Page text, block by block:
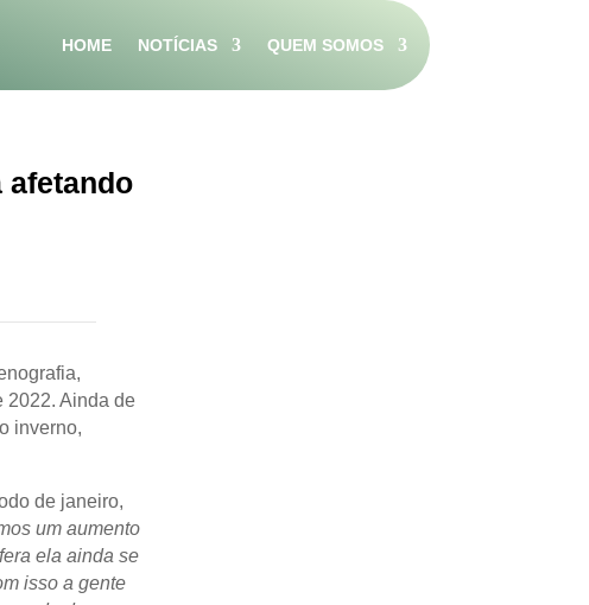
HOME NOTÍCIAS QUEM SOMOS
afetando
2022. Ainda de
inverno,
de janeiro,
um aumento
ela ainda se
isso a gente